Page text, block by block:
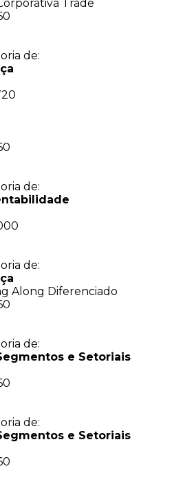
Trade
de:
de:
de:
Along Diferenciado
de:
e Setoriais
de:
e Setoriais